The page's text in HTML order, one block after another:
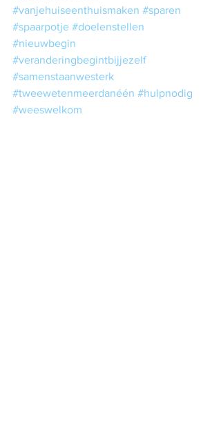
#vanjehuiseenthuismaken #sparen
#spaarpotje #doelenstellen
#nieuwbegin
#veranderingbegintbijjezelf
#samenstaanwesterk
#tweewetenmeerdanéén #hulpnodig
#weeswelkom